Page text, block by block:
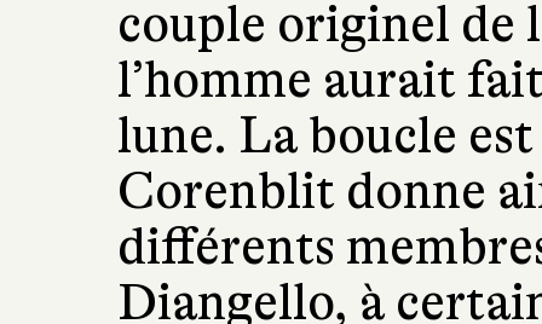
couple originel de
l’homme aurait
lune. La boucle
Corenblit donne
différents
Diangello, à